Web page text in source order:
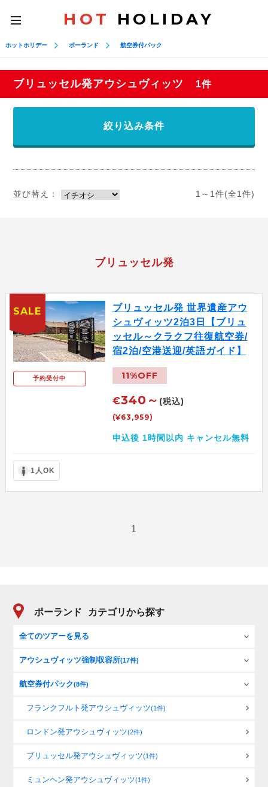
toggle
navigation
HOT HOLIDAY
ホットホリデー ポーランド 航空券付パック
ブリュッセル発アウシュヴィッツ 1件
絞り込み条件
並び替え： 1～1件(全1件)
ブリュッセル発
予約受付中
ブリュッセル発 世界遺産アウ
シュヴィッツ2泊3日【ブリュ
ッセル～クラクフ往復航空券/
宿2泊/空港送迎/英語ガイド】
11%OFF
€340～ (税込)
(¥63,959)
申込後 1時間以内 キャンセル無料
1人OK
SALE
1
ポーランド カテゴリから探す
全てのツアーを見る
アウシュヴィッツ強制収容所(17件)
航空券付パック(8件)
フランクフルト発アウシュヴィッツ(1件)
ロンドン発アウシュヴィッツ(2件)
ブリュッセル発アウシュヴィッツ(1件)
ミュンヘン発アウシュヴィッツ(1件)